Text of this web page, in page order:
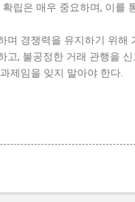
립은 매우 중요하며, 이를
며 경쟁력을 유지하기 위
고, 불공정한 거래 관행을
제임을 잊지 말아야 한다.